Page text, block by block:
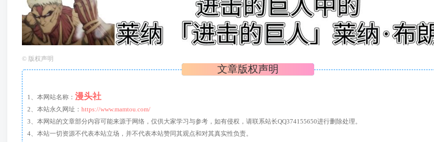
© 版权声明
文章版权声明
1、本网站名称： 漫头社
2、本站永久网址： https://www.mamtou.com/
3、本网站的文章部分内容可能来源于网络，仅供大家学习与参考，如有侵权，请联系站长QQ374155650进行删除处理。
4、本站一切资源不代表本站立场，并不代表本站赞同其观点和对其真实性负责。